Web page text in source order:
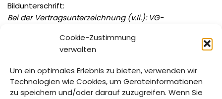
Cookie-Zustimmung
verwalten
Um ein optimales Erlebnis zu bieten, verwenden wir
Technologien wie Cookies, um Geräteinformationen
zu speichern und/oder darauf zuzugreifen. Wenn Sie
Bildunterschrift:
Bei der Vertragsunterzeichnung (v.li.): VG-
Bürgermeister Andreas Liebl, SWB-Geschäftsführer
Karlheinz Denner und SWB-Vertriebsleiter Christian